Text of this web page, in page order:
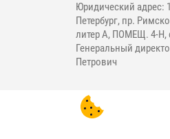
Юридический адрес:
Петербург, пр.
литер А, ПОМЕЩ. 4-Н,
Генеральный
Петрович